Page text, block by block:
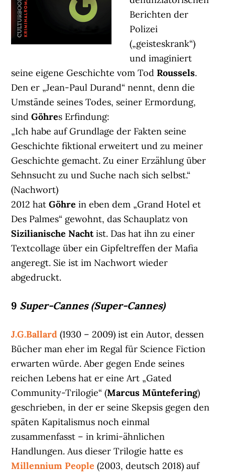
Berichten der
Polizei
(„geisteskrank“)
und imaginiert
seine eigene Geschichte vom Tod Roussels.
Den er „Jean-Paul Durand“ nennt, denn die
Umstände seines Todes, seiner Ermordung,
sindGöhres Erfindung:
„Ich habe auf Grundlage der Fakten seine
Geschichte fiktional erweitert und zu meiner
Geschichte gemacht. Zu einer Erzählung über
Sehnsucht zu und Suche nach sich selbst.“
(Nachwort)
2012 hatGöhre in eben dem „Grand Hotel et
Des Palmes“ gewohnt, das Schauplatz von
Sizilianische Nachtist. Das hat ihn zu einer
Textcollage über ein Gipfeltreffen der Mafia
angeregt. Sie ist im Nachwort wieder
abgedruckt.
9 Super-Cannes (Super-Cannes)
J.G.Ballard(1930 – 2009) ist ein Autor, dessen
Bücher man eher im Regal für Science Fiction
erwarten würde. Aber gegen Ende seines
reichen Lebens hat er eine Art „Gated
Community-Trilogie“ (Marcus Müntefering)
geschrieben, in der er seine Skepsis gegen den
späten Kapitalismus noch einmal
zusammenfasst – in krimi-ähnlichen
Handlungen. Aus dieser Trilogie hatte es
Millennium People (2003, deutsch 2018) auf